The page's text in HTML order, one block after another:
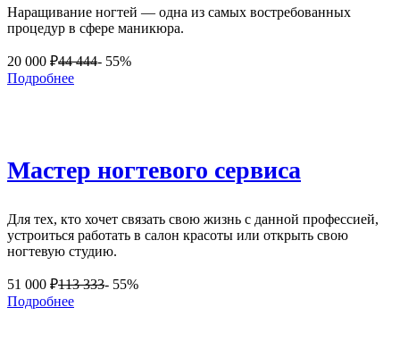
Наращивание ногтей — одна из самых востребованных
процедур в сфере маникюра.
20 000 ₽44 444- 55%
Подробнее
Мастер ногтевого сервиса
Для тех, кто хочет связать свою жизнь с данной профессией,
устроиться работать в салон красоты или открыть свою
ногтевую студию.
51 000 ₽113 333- 55%
Подробнее